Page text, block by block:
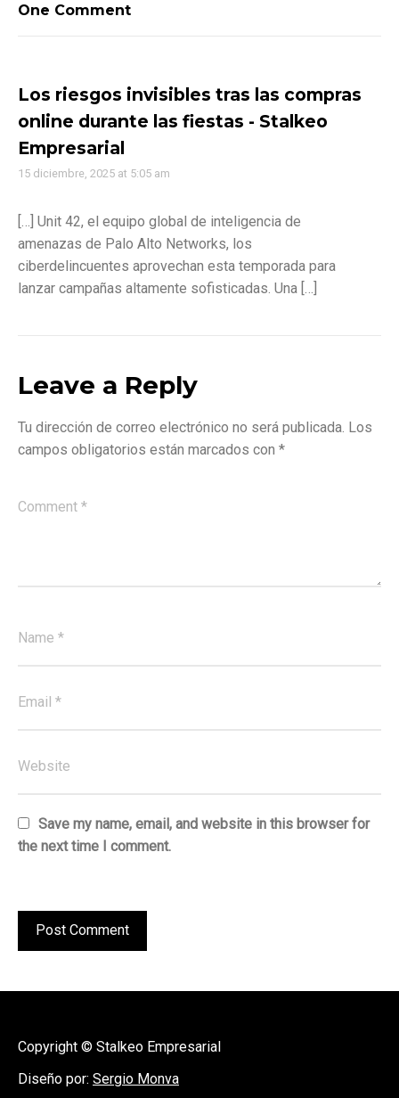
One Comment
Los riesgos invisibles tras las compras
online durante las fiestas - Stalkeo
Empresarial
15 diciembre, 2025 at 5:05 am
[…] Unit 42, el equipo global de inteligencia de
amenazas de Palo Alto Networks, los
ciberdelincuentes aprovechan esta temporada para
lanzar campañas altamente sofisticadas. Una […]
Leave a Reply
Tu dirección de correo electrónico no será publicada. Los
campos obligatorios están marcados con *
Save my name, email, and website in this browser for
the next time I comment.
Copyright © Stalkeo Empresarial
Diseño por: Sergio Monva